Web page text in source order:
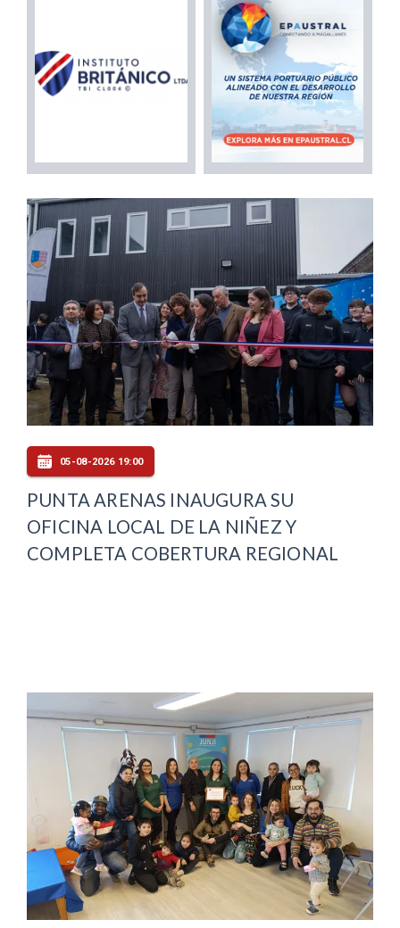
05-08-2026 19:00
PUNTA ARENAS INAUGURA SU
OFICINA LOCAL DE LA NIÑEZ Y
COMPLETA COBERTURA REGIONAL